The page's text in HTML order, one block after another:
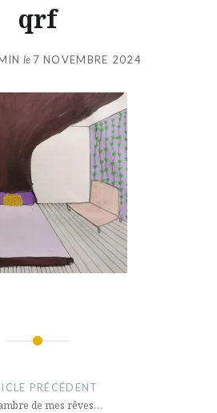
qrf
le 7 NOVEMBRE 2024
PRÉCÉDENT
de mes rêves…